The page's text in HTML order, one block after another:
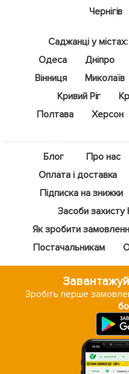
Чернігів
Саджанці у містах:
Одеса
Дніпро
Вінниця
Миколаїв
Кривий Ріг
Полтава
Херсон
Блог Про нас
Оплата і доставка
Підписка на знижки
Засоби захисту
Як зробити
Постачальникам
Зробіть перше